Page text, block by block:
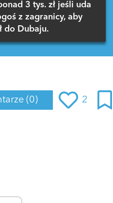
3 tys. zł jeśli uda
z zagranicy, aby
do Dubaju.
(0) 2